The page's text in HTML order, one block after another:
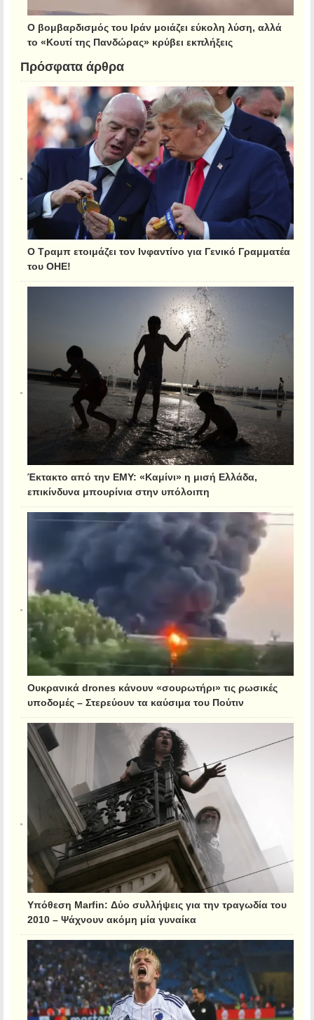
Ο βομβαρδισμός του Ιράν μοιάζει εύκολη λύση, αλλά
το «Κουτί της Πανδώρας» κρύβει εκπλήξεις
Πρόσφατα άρθρα
Ο Τραμπ ετοιμάζει τον Ινφαντίνο για Γενικό Γραμματέα
του ΟΗΕ!
Έκτακτο από την ΕΜΥ: «Καμίνι» η μισή Ελλάδα,
επικίνδυνα μπουρίνια στην υπόλοιπη
Ουκρανικά drones κάνουν «σουρωτήρι» τις ρωσικές
υποδομές – Στερεύουν τα καύσιμα του Πούτιν
Υπόθεση Marfin: Δύο συλλήψεις για την τραγωδία του
2010 – Ψάχνουν ακόμη μία γυναίκα